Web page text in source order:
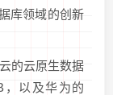
库领域的创新
的云原生数据
，以及华为的